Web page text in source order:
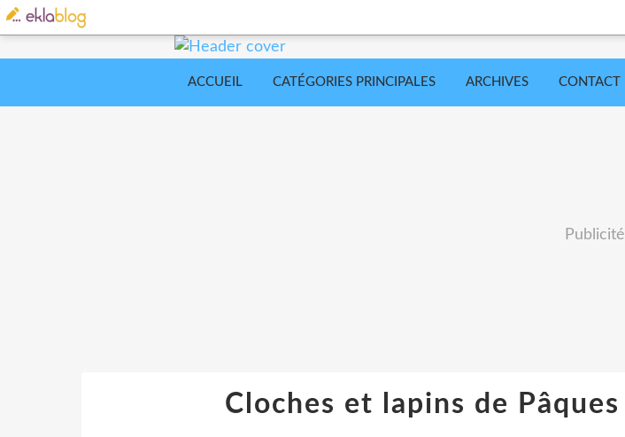
ACCUEIL CATÉGORIES PRINCIPALES ARCHIVES CONTACT
Publicité
Cloches et lapins de Pâques